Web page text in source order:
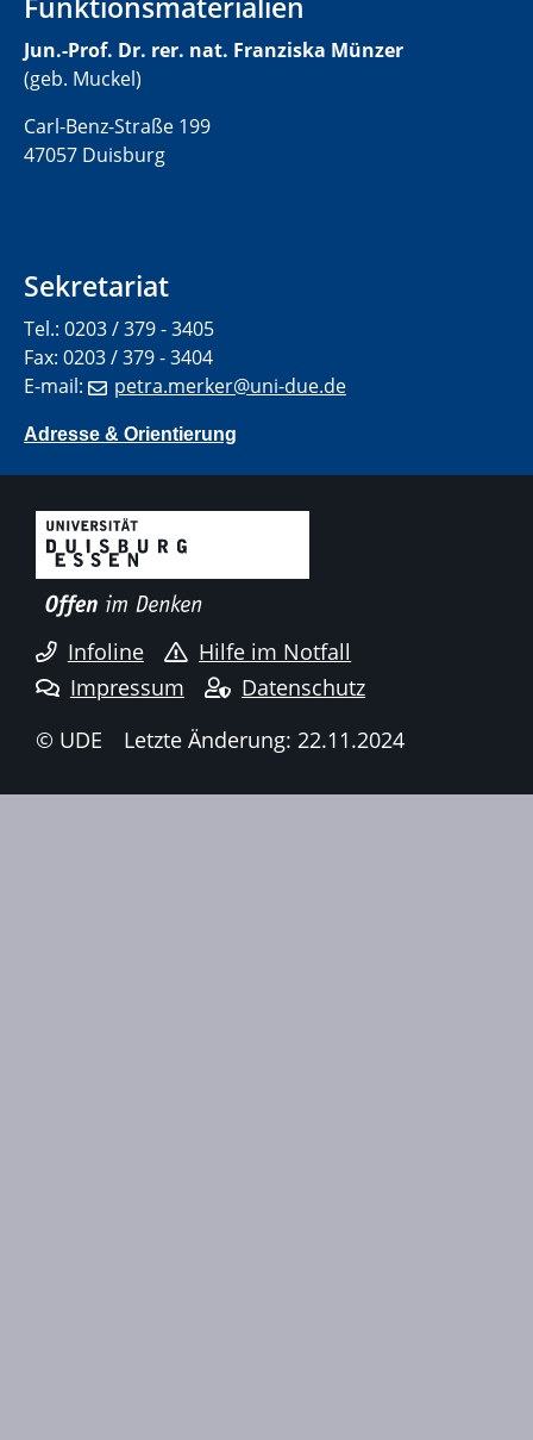
Jun.-Prof. Dr. rer. nat. Franziska Münzer
(geb. Muckel)
Carl-Benz-Straße 199
47057 Duisburg
Sekretariat
Tel.: 0203 / 379 - 3405
Fax: 0203 / 379 - 3404
E-mail:
petra.merker@uni-due.de
Adresse & Orientierung
Infoline
Hilfe im Notfall
Impressum
Datenschutz
© UDE
Letzte Änderung: 22.11.2024